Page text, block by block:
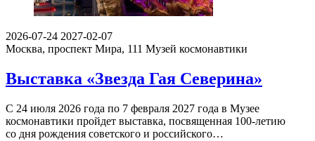
2026-07-24 2027-02-07
Москва, проспект Мира, 111 Музей космонавтики
Выставка «Звезда Гая Северина»
С 24 июля 2026 года по 7 февраля 2027 года в Музее
космонавтики пройдет выставка, посвященная 100-летию
со дня рождения советского и российского…